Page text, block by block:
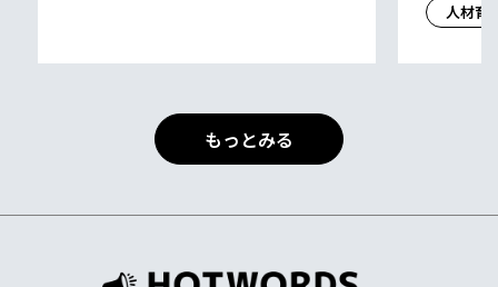
人材育
もっとみる